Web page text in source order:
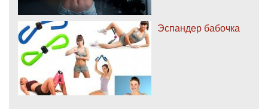
Эспандер бабочка